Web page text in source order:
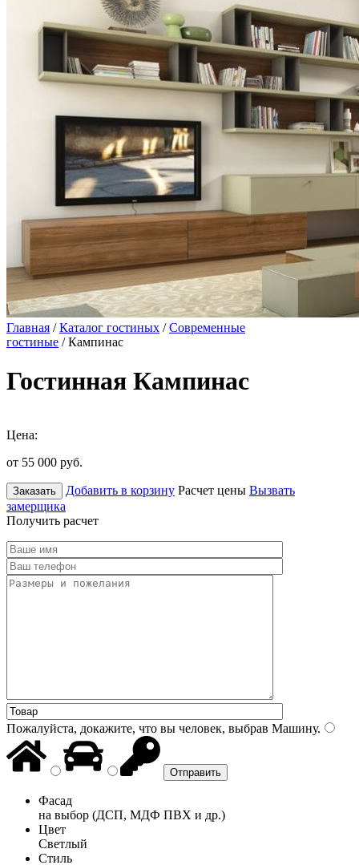
Главная /Каталог гостиных /Современные
гостиные / Кампинас
Гостинная Кампинас
Цена:
от 55 000 руб.
Заказать Добавить в корзину Расчет цены Вызвать
замерщика
Получить расчет
Пожалуйста, докажите, что вы человек, выбрав Машину.
Фасад
на выбор (ДСП, МДФ ПВХ и др.)
Цвет
Светлый
Стиль